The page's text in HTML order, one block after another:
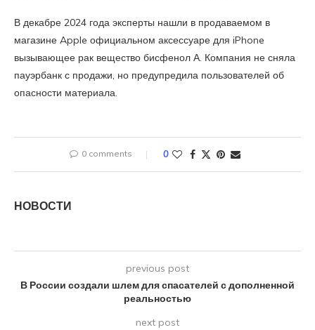
В декабре 2024 года эксперты нашли в продаваемом в
магазине Apple официальном аксессуаре для iPhone
вызывающее рак вещество бисфенол А. Компания не сняла
пауэрбанк с продажи, но предупредила пользователей об
опасности материала.
0 comments 0
НОВОСТИ
previous post
В России создали шлем для спасателей с дополненной
реальностью
next post